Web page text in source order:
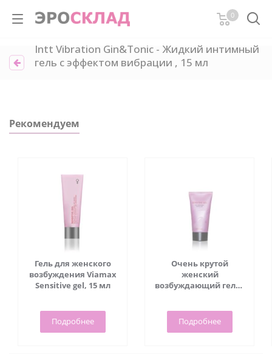
0
Intt Vibration Gin&Tonic - Жидкий интимный
гель с эффектом вибрации , 15 мл
Рекомендуем
Гель для женского
возбуждения Viamax
Sensitive gel, 15 мл
Подробнее
Очень крутой
женский
возбуждающий гель -
Подробнее